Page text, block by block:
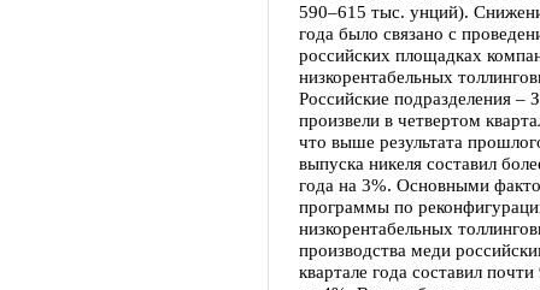
590–615 тыс. унций).
года было связано с
российских площадках
низкорентабельных
Российские подразделения
произвели в четвертом
что выше результата
выпуска никеля составил
года на 3%. Основными
программы по
низкорентабельных
производства меди
квартале года составил